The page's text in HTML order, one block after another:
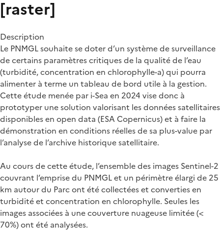
[raster]
Description
Le PNMGL souhaite se doter d’un système de surveillance
de certains paramètres critiques de la qualité de l’eau
(turbidité, concentration en chlorophylle-a) qui pourra
alimenter à terme un tableau de bord utile à la gestion.
Cette étude menée par i-Sea en 2024 vise donc à
prototyper une solution valorisant les données satellitaires
disponibles en open data (ESA Copernicus) et à faire la
démonstration en conditions réelles de sa plus-value par
l’analyse de l’archive historique satellitaire.
Au cours de cette étude, l’ensemble des images Sentinel-2
couvrant l’emprise du PNMGL et un périmètre élargi de 25
km autour du Parc ont été collectées et converties en
turbidité et concentration en chlorophylle. Seules les
images associées à une couverture nuageuse limitée (<
70%) ont été analysées.